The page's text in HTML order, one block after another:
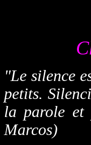
"Le silence
petits.
la parole et
Marcos)